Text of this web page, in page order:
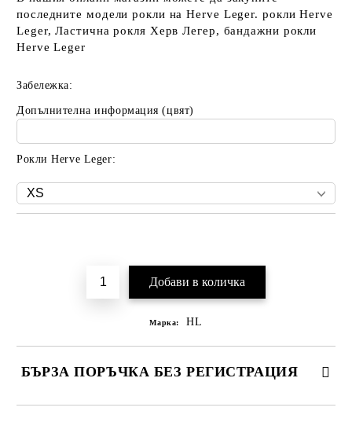
последните модели рокли на Herve Leger. рокли Herve
Leger, Ластична рокля Херв Легер, бандажни рокли
Herve Leger
Забележка:
Допълнителна информация (цвят)
Рокли Herve Leger:
Марка: HL
БЪРЗА ПОРЪЧКА БЕЗ РЕГИСТРАЦИЯ